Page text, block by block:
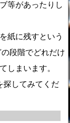
等があったりし
紙に残すという
段階でどれだけ
しまいます。
してみてくだ